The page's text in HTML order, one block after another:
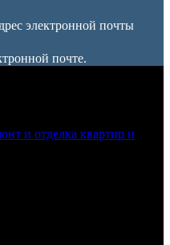
электронной почты
почте.
и отделка квартир и